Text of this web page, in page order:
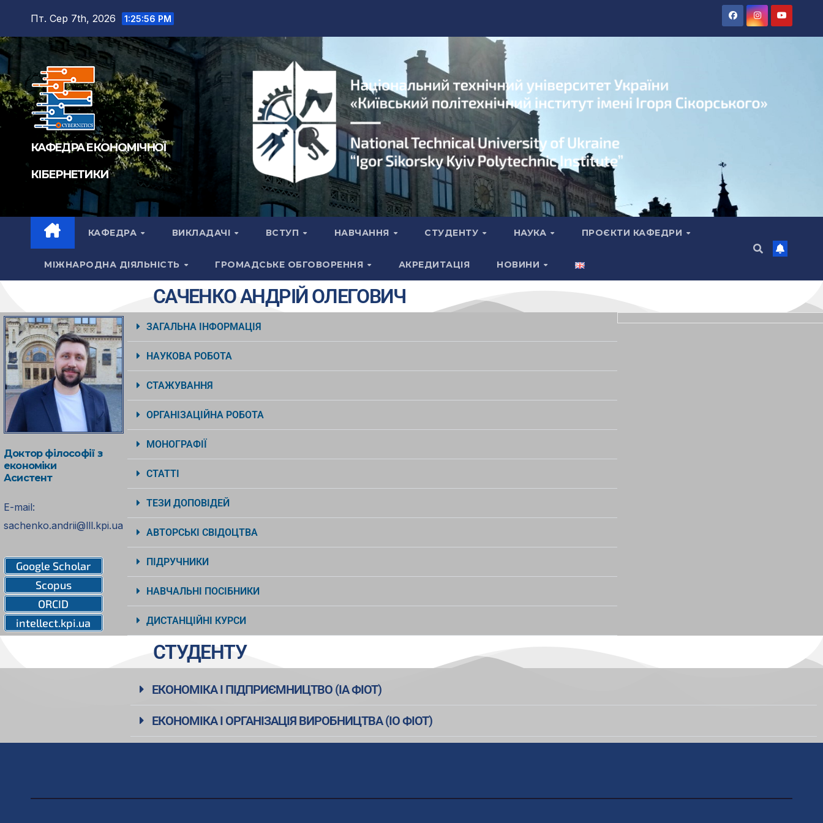
Пт. Сер 7th, 2026 1:25:56 PM
КАФЕДРА ЕКОНОМІЧНОЇ
КІБЕРНЕТИКИ
КАФЕДРА ВИКЛАДАЧІ ВСТУП НАВЧАННЯ СТУДЕНТУ НАУКА ПРОЄКТИ КАФЕДРИ
МІЖНАРОДНА ДІЯЛЬНІСТЬ ГРОМАДСЬКЕ ОБГОВОРЕННЯ АКРЕДИТАЦІЯ НОВИНИ
САЧЕНКО АНДРІЙ ОЛЕГОВИЧ
Доктор філософії з
економіки
Асистент
E-mail:
sachenko.andrii@lll.kpi.ua
Google Scholar
Scopus
ORCID
intellect.kpi.ua
ЗАГАЛЬНА ІНФОРМАЦІЯ
НАУКОВА РОБОТА
СТАЖУВАННЯ
ОРГАНІЗАЦІЙНА РОБОТА
МОНОГРАФІЇ
СТАТТІ
ТЕЗИ ДОПОВІДЕЙ
АВТОРСЬКІ СВІДОЦТВА
ПІДРУЧНИКИ
НАВЧАЛЬНІ ПОСІБНИКИ
ДИСТАНЦІЙНІ КУРСИ
СТУДЕНТУ
ЕКОНОМІКА І ПІДПРИЄМНИЦТВО (ІА ФІОТ)
ЕКОНОМІКА І ОРГАНІЗАЦІЯ ВИРОБНИЦТВА (ІО ФІОТ)